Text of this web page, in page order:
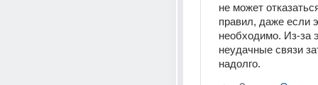
не может
правил, даже если
необходимо. Из-за
неудачные связи
надолго.